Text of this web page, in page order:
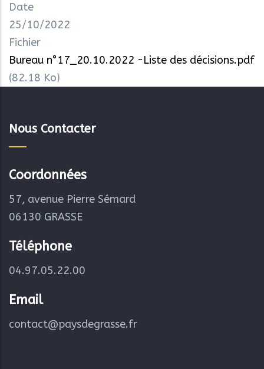
Date
25/10/2022
Fichier
Bureau n°17_20.10.2022 -Liste des décisions.pdf
(82.18 Ko)
Nous Contacter
Coordonnées
57, avenue Pierre Sémard
06130 GRASSE
Téléphone
04.97.05.22.00
Email
contact@paysdegrasse.fr